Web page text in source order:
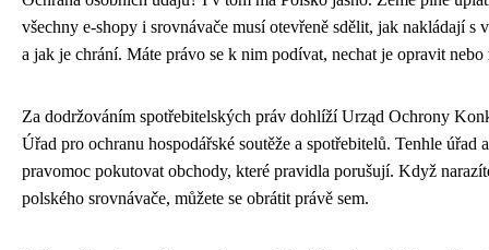
všechny e-shopy i srovnávače musí otevřeně sdělit, jak nakládají s
a jak je chrání. Máte právo se k nim podívat, nechat je opravit nebo
Za dodržováním spotřebitelských práv dohlíží Urząd Ochrony
Úřad pro ochranu hospodářské soutěže a spotřebitelů. Tenhle úřad
pravomoc pokutovat obchody, které pravidla porušují. Když
polského srovnávače, můžete se obrátit právě sem.